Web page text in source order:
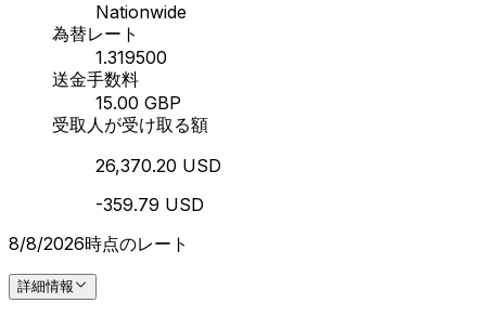
Nationwide
為替レート
1.319500
送金手数料
15.00 GBP
受取人が受け取る額
26,370.20 USD
-359.79 USD
8/8/2026時点のレート
詳細情報